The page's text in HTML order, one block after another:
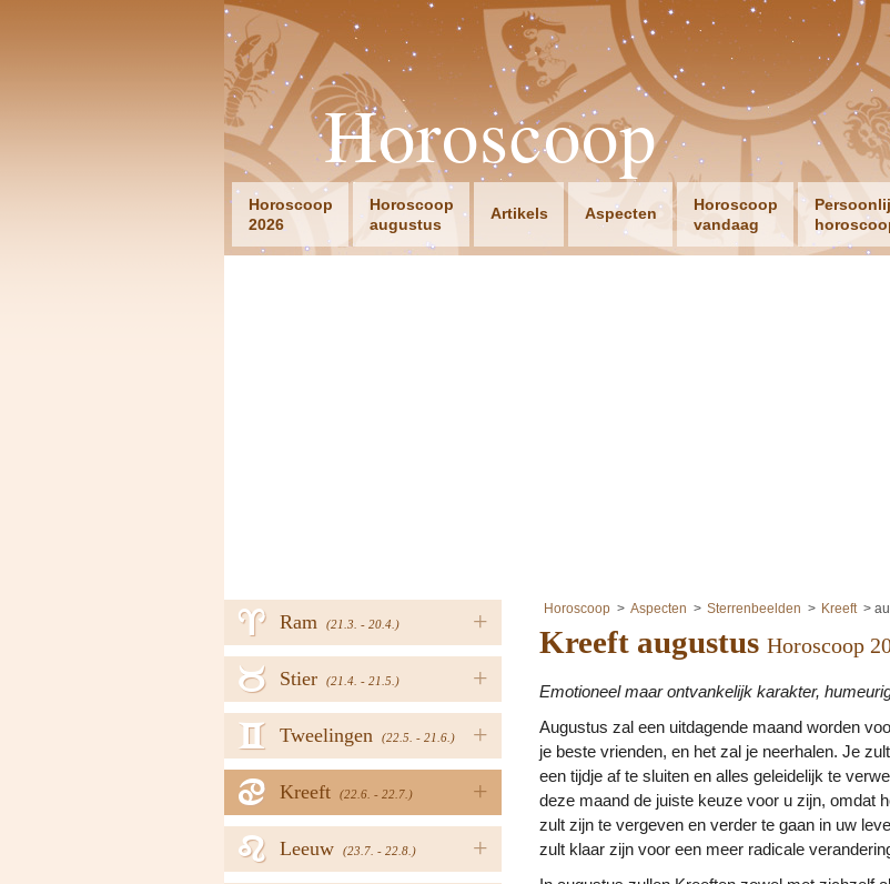
Horoscoop
Horoscoop
2026
Horoscoop
augustus
Artikels Aspecten
Horoscoop
vandaag
+
Ram (21.3. - 20.4.)
a
+
Stier (21.4. - 21.5.)
b
+
Tweelingen (22.5. - 21.6.)
c
+
Kreeft (22.6. - 22.7.)
d
+
Leeuw (23.7. - 22.8.)
e
Horoscoop Aspecten Sterrenbeelden Kreeft
Kreeft augustus Horoscoop
Emotioneel maar ontvankelijk karakter,
Augustus zal een uitdagende maand worden
je beste vrienden, en het zal je neerhalen. Je
een tijdje af te sluiten en alles geleidelijk te
deze maand de juiste keuze voor u zijn, omdat
zult zijn te vergeven en verder te gaan in uw
zult klaar zijn voor een meer radicale